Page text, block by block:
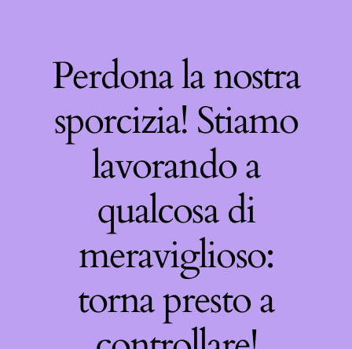
Perdona la nostra
sporcizia! Stiamo
lavorando a
qualcosa di
meraviglioso:
torna presto a